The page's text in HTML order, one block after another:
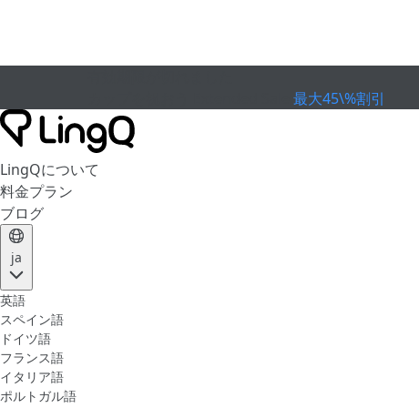
最大45\%割引
LingQについて
料金プラン
ブログ
ja
英語
スペイン語
ドイツ語
フランス語
イタリア語
ポルトガル語